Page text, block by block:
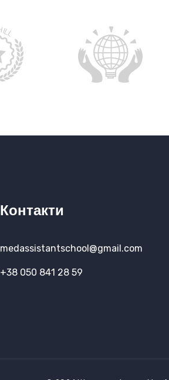
Контакти
medassistantschool@gmail.com
+38 050 841 28 59